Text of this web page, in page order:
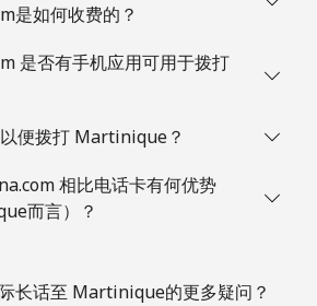
是如何收费的？
是否有手机应用可用于拨打
便拨打 Martinique？
相比电话卡有何优势
而言）？
长话至 Martinique的更多疑问？